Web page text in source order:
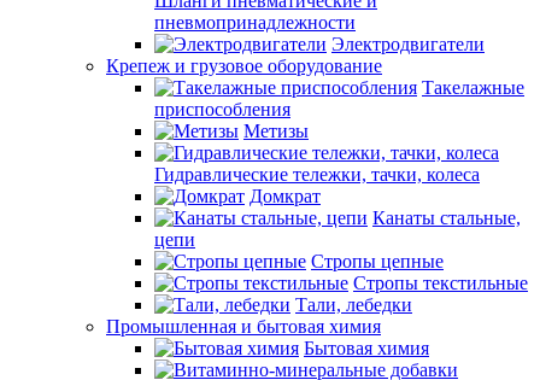
пневмопринадлежности
Электродвигатели
Крепеж и грузовое оборудование
Такелажные
приспособления
Метизы
Гидравлические тележки, тачки, колеса
Домкрат
Канаты стальные,
цепи
Стропы цепные
Стропы текстильные
Тали, лебедки
Промышленная и бытовая химия
Бытовая химия